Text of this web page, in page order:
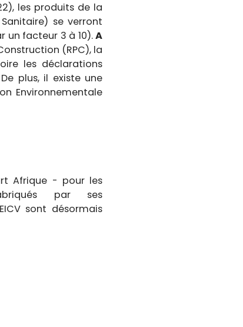
les produits de la
se verront
facteur 3 à 10).A
(RPC), la
les déclarations
plus, il existe une
Environnementale
Afrique - pour les
par ses
sont désormais